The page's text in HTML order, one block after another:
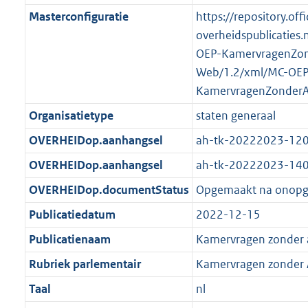
t
a
K 2
Masterconfiguratie
https://
OEP-
Web/1.2/xml/MC-
Organisatietype
staten generaal
OVERHEIDop.aanhangsel
ah-tk-20222023-
OVERHEIDop.aanhangsel
ah-tk-20222023-
OVERHEIDop.documentStatus Opgemaakt na
Publicatiedatum
2022-12-15
Publicatienaam
Kamervragen
Rubriek parlementair
Kamervragen
Taal
nl